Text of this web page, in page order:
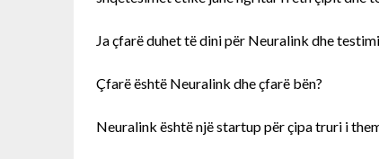
Ja çfarë duhet të dini për Neuralink dhe
Çfarë është Neuralink dhe çfarë bën?
Neuralink është një startup për çipa truri i